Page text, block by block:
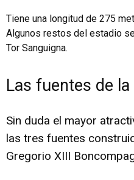
Tiene una longitud de 275
Algunos restos del estadio
Tor Sanguigna.
Las fuentes de
Sin duda el mayor
las tres fuentes
Gregorio XIII